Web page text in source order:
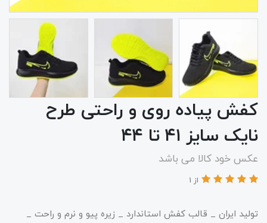
کفش پیاده روی و راحتی طرح
نایک سایز ۴۱ تا ۴۴
عکس خود کالا می باشد
از 1
تولید ایران _ قالب کفش استاندارد _ زیره پیو و نرم و راحت _